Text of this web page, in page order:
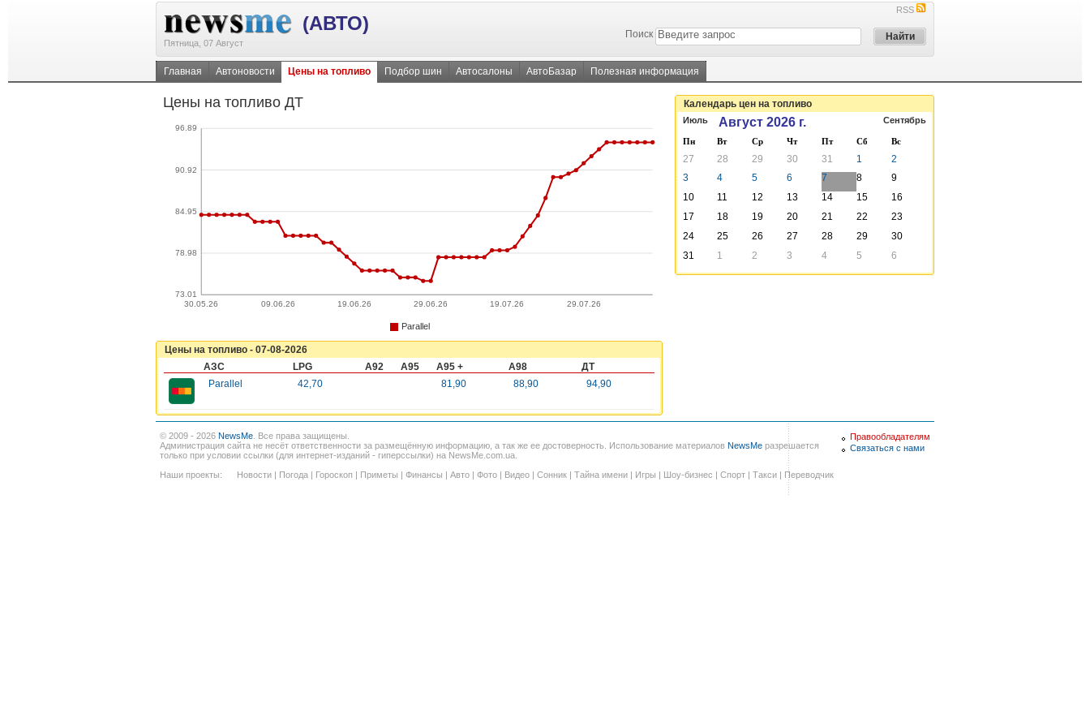
(АВТО)
Пятница, 07 Август
RSS
Поиск
Главная Автоновости Цены на топливо Подбор шин Автосалоны АвтоБазар Полезная информация
Цены на топливо ДТ
73.01
78.98
84.95
90.92
96.89
30.05.26 09.06.26 19.06.26 29.06.26 19.07.26 29.07.26
Parallel
Цены на топливо - 07-08-2026
АЗС
LPG A92 A95 A95 + A98
ДТ
Parallel
42,70 81,90 88,90 94,90
Календарь цен на топливо
Июль Август 2026 г. Сентябрь
Пн Вт Ср Чт Пт Сб Вс
27 28 29 30 31 1
2
3
4 5 6 7 8
9
10
11 12 13 14 15
16
17
18 19 20 21 22
23
24
25 26 27 28 29
30
31
1 2 3 4 5 6
© 2009 - 2026 NewsMe. Все права защищены.
Администрация сайта не несёт ответственности за размещённую информацию, а так же ее достоверность. Использование материалов NewsMe разрешается
только при условии ссылки (для интернет-изданий - гиперссылки) на NewsMe.com.ua.
Наши проекты:
Новости Погода Гороскоп Приметы Финансы Авто Фото Видео Сонник Тайна имени Игры Шоу-бизнес Спорт Такси Переводчик
Правообладателям
Связаться с нами